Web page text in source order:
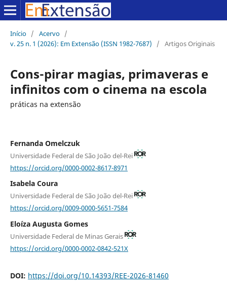
Início / Acervo /
v. 25 n. 1 (2026): Em Extensão (ISSN 1982-7687)
/ Artigos Originais
Cons-pirar magias, primaveras e
infinitos com o cinema na escola
práticas na extensão
Fernanda Omelczuk
Universidade Federal de São João del-Rei
https://orcid.org/0000-0002-8617-8971
Isabela Coura
Universidade Federal de São João del-Rei
https://orcid.org/0009-0000-5651-7584
Eloíza Augusta Gomes
Universidade Federal de Minas Gerais
https://orcid.org/0000-0002-0842-521X
DOI: https://doi.org/10.14393/REE-2026-81460